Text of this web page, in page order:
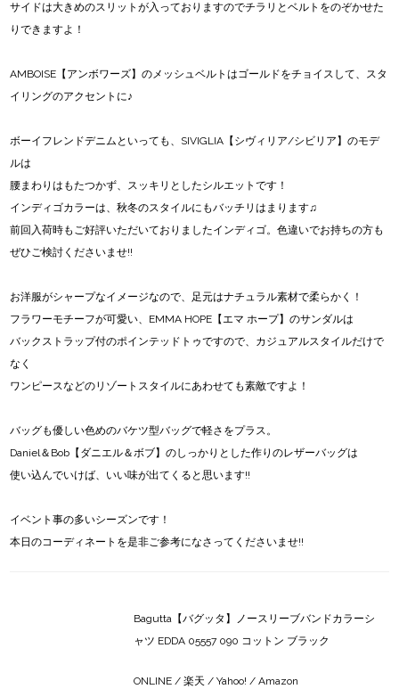
サイドは大きめのスリットが入っておりますのでチラリとベルトをのぞかせた
りできますよ！
AMBOISE【アンボワーズ】のメッシュベルトはゴールドをチョイスして、スタ
イリングのアクセントに♪
ボーイフレンドデニムといっても、SIVIGLIA【シヴィリア/シビリア】のモデ
ルは
腰まわりはもたつかず、スッキリとしたシルエットです！
インディゴカラーは、秋冬のスタイルにもバッチリはまります♫
前回入荷時もご好評いただいておりましたインディゴ。色違いでお持ちの方も
ぜひご検討くださいませ!!
お洋服がシャープなイメージなので、足元はナチュラル素材で柔らかく！
フラワーモチーフが可愛い、EMMA HOPE【エマ ホープ】のサンダルは
バックストラップ付のポインテッドトゥですので、カジュアルスタイルだけで
なく
ワンピースなどのリゾートスタイルにあわせても素敵ですよ！
バッグも優しい色めのバケツ型バッグで軽さをプラス。
Daniel＆Bob【ダニエル＆ボブ】のしっかりとした作りのレザーバッグは
使い込んでいけば、いい味が出てくると思います!!
イベント事の多いシーズンです！
本日のコーディネートを是非ご参考になさってくださいませ!!
Bagutta【バグッタ】ノースリーブバンドカラーシ
ャツ EDDA 05557 090 コットン ブラック
ONLINE/ 楽天 / Yahoo! / Amazon